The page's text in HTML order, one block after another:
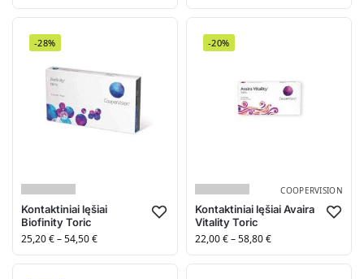
-28%
Kontaktiniai lęšiai
Biofinity Toric
25,20€–54,50€
-20%
COOPERVISION
Kontaktiniai lęšiai Avaira
Vitality Toric
22,00€–58,80€